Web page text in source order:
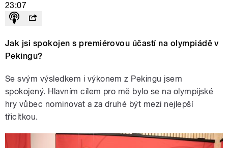
23:07
Jak jsi spokojen s premiérovou účastí na olympiádě v
Pekingu?
Se svým výsledkem i výkonem z Pekingu jsem
spokojený. Hlavním cílem pro mě bylo se na olympijské
hry vůbec nominovat a za druhé být mezi nejlepší
třicítkou.